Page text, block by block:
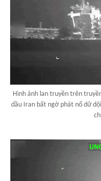
Hình ảnh lan truyền trên
dầu Iran bất ngờ phát nổ dữ